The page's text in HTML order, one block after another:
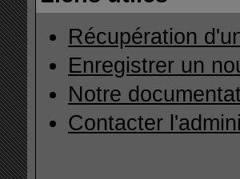
Récupération
Enregistrer un
Notre
Contacter